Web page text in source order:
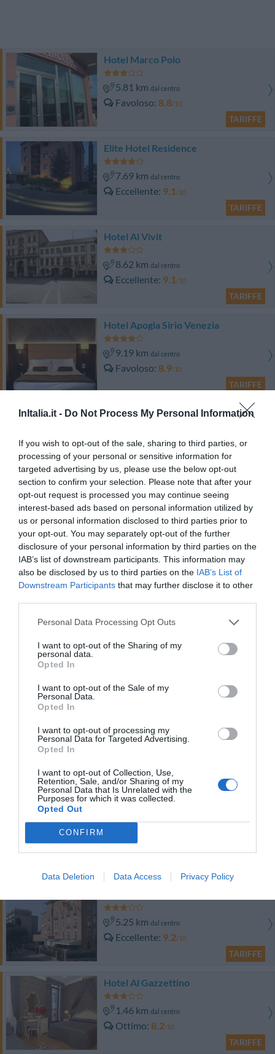
InItalia.it - Do Not Process My Personal Information
If you wish to opt-out of the sale, sharing to third parties, or
processing of your personal or sensitive information for
targeted advertising by us, please use the below opt-out
section to confirm your selection. Please note that after your
opt-out request is processed you may continue seeing
interest-based ads based on personal information utilized by
us or personal information disclosed to third parties prior to
your opt-out. You may separately opt-out of the further
disclosure of your personal information by third parties on the
IAB’s list of downstream participants. This information may
also be disclosed by us to third parties on the IAB’s List of
Downstream Participants that may further disclose it to other
Personal Data Processing Opt Outs
I want to opt-out of the Sharing of my
personal data.
Opted In
I want to opt-out of the Sale of my
Personal Data.
Opted In
I want to opt-out of processing my
Personal Data for Targeted Advertising.
Opted In
I want to opt-out of Collection, Use,
Retention, Sale, and/or Sharing of my
Personal Data that Is Unrelated with the
Purposes for which it was collected.
Opted Out
CONFIRM
Data Deletion Data Access Privacy Policy
Hotel Marco Polo
5.81 km dal centro
Favoloso 8.8/10
TARIFFE
Elite Hotel Residence
7.69 km dal centro
Eccellente 9.1/10
TARIFFE
Hotel Al Vivit
8.62 km dal centro
Eccellente 9.1/10
TARIFFE
Hotel Apogia Sirio Venezia
9.19 km dal centro
Favoloso 8.9/10
TARIFFE
Ai Pini Park Hotel
9.52 kmdal centro
Eccellente 9.1/10
TARIFFE
Hotel Centrale
8.62 km dal centro
Ottimo 8.2/10
TARIFFE
Hotel Palladio
8.89 kmdal centro
TARIFFE
Ulteriori Proposte
1.66 km
TARIFFE
Cà del Campo
5.25 km dal centro
Eccellente 9.2/10
TARIFFE
Hotel Al Gazzettino
1.46 km dal centro
Ottimo 8.2/10
TARIFFE